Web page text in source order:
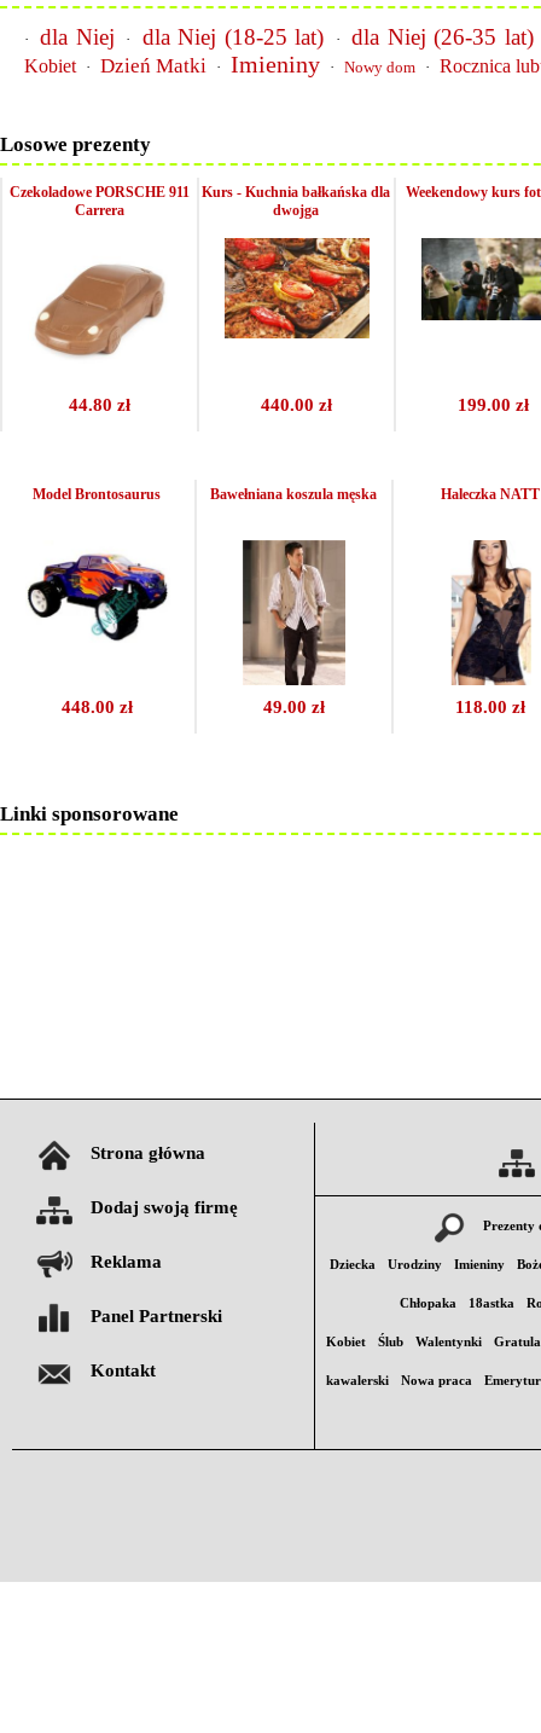
· dla Niej · dla Niej (18-25 lat) · dla Niej (26-35 lat)
Kobiet · Dzień Matki · Imieniny · Nowy dom · Rocznica
Losowe prezenty
44.80 zł
Czekoladowe PORSCHE 911
Carrera
440.00 zł
Kurs - Kuchnia bałkańska dla
dwojga
199.00 zł
Weekendowy kurs
448.00 zł
Model Brontosaurus
49.00 zł
Bawełniana koszula męska
118.00 zł
Haleczka NATT
Linki sponsorowane
Strona główna
Dodaj swoją firmę
Reklama
Panel Partnerski
Kontakt
Prezenty
Dziecka Urodziny Imieniny
Chłopaka 18astka
Kobiet Ślub Walentynki
kawalerski Nowa praca